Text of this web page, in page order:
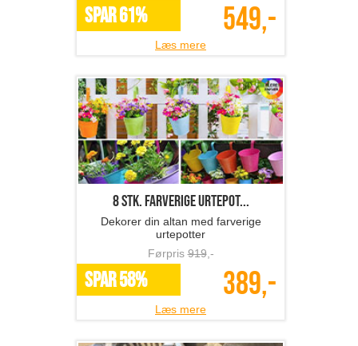
SPAR 61% 549,-
Læs mere
8 stk. farverige urtepot...
Dekorer din altan med farverige
urtepotter
Førpris919,-
SPAR 58% 389,-
Læs mere